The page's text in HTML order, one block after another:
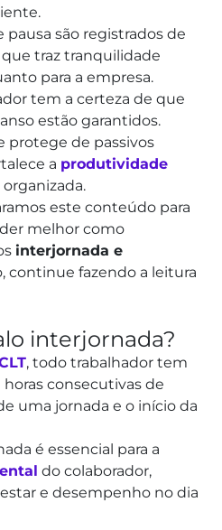
pausa são registrados de
que traz tranquilidade
para a empresa.
tem a certeza de que
estão garantidos.
protege de passivos
a produtividade
este conteúdo para
melhor como
interjornada e
continue fazendo a leitura
interjornada?
, todo trabalhador tem
horas consecutivas de
uma jornada e o início da
é essencial para a
do colaborador,
e desempenho no dia